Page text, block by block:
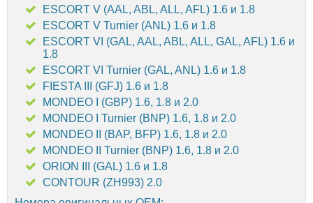
ESCORT V (AAL, ABL, ALL, AFL) 1.6 и 1.8
ESCORT V Turnier (ANL) 1.6 и 1.8
ESCORT VI (GAL, AAL, ABL, ALL, GAL, AFL) 1.6 и
1.8
ESCORT VI Turnier (GAL, ANL) 1.6 и 1.8
FIESTA III (GFJ) 1.6 и 1.8
MONDEO I (GBP) 1.6, 1.8 и 2.0
MONDEO I Turnier (BNP) 1.6, 1.8 и 2.0
MONDEO II (BAP, BFP) 1.6, 1.8 и 2.0
MONDEO II Turnier (BNP) 1.6, 1.8 и 2.0
ORION III (GAL) 1.6 и 1.8
CONTOUR (ZH993) 2.0